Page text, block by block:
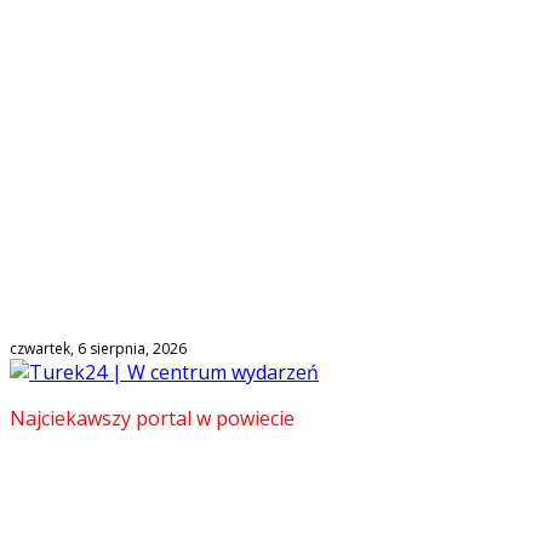
czwartek, 6 sierpnia, 2026
Najciekawszy portal w powiecie